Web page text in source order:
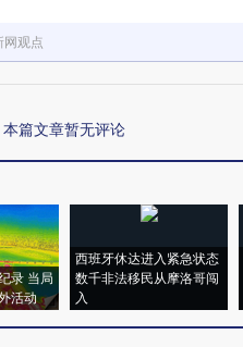
网观点
本篇文章暂无评论
录 当局
活动
西班牙休达进入紧急状态
数千非法移民从摩洛哥闯
入